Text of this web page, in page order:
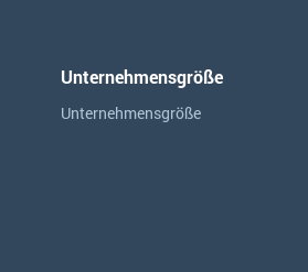
Unternehmensgröße
Unternehmensgröße